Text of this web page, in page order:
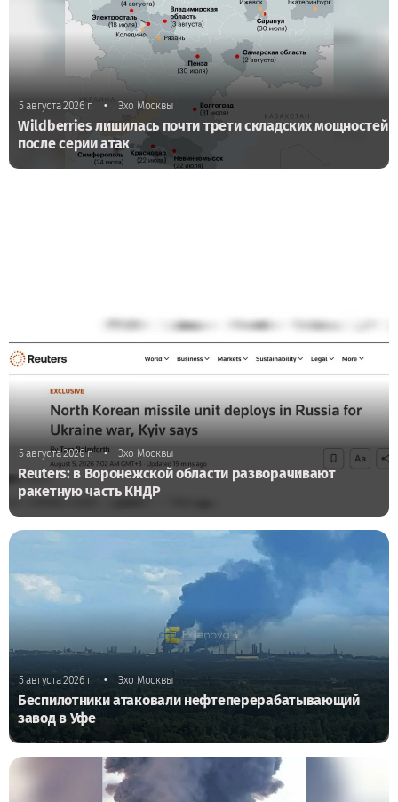
5 августа 2026 г. • Эхо Москвы
Wildberries лишилась почти трети складских мощностей
после серии атак
5 августа 2026 г. • Эхо Москвы
Reuters: в Воронежской области разворачивают
ракетную часть КНДР
5 августа 2026 г. • Эхо Москвы
Беспилотники атаковали нефтеперерабатывающий
завод в Уфе